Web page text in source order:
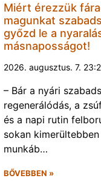
Miért érezzük
magunkat
győzd le a
másnaposságot!
2026. augusztus. 7.
– Bár a nyári
regenerálódás, a
és a napi rutin
sokan
munkáb…
BŐVEBBEN »